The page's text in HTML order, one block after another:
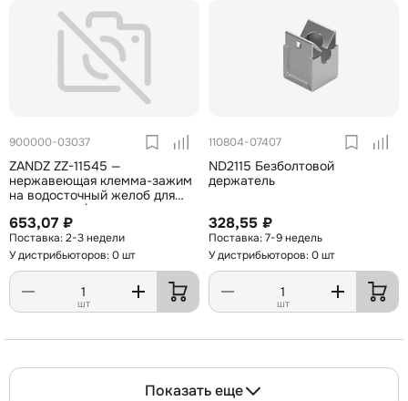
900000-03037
ZANDZ ZZ-11545 —
нержавеющая клемма-зажим
на водосточный желоб для
токоотвода (D6-10 мм; AISI
304)
653,07 ₽
2-3 недели
У дистрибьюторов: 0 шт
шт
110804-07407
ND2115 Безболтовой
держатель
328,55 ₽
7-9 недель
У дистрибьюторов: 0 шт
шт
Показать еще